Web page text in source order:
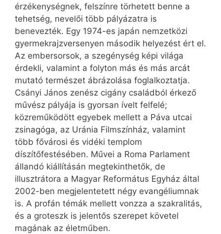
érzékenységnek, felszínre törhetett benne a
tehetség, nevelői több pályázatra is
benevezték. Egy 1974-es japán nemzetközi
gyermekrajzversenyen második helyezést ért el.
Az embersorsok, a szegénység képi világa
érdekli, valamint a folyton más és más arcát
mutató természet ábrázolása foglalkoztatja.
Csányi János zenész cigány családból érkező
művész pályája is gyorsan ívelt felfelé;
közreműködött egyebek mellett a Páva utcai
zsinagóga, az Uránia Filmszínház, valamint
több fővárosi és vidéki templom
díszítőfestésében. Művei a Roma Parlament
állandó kiállításán megtekinthetők, de
illusztrátora a Magyar Református Egyház által
2002-ben megjelentetett négy evangéliumnak
is. A profán témák mellett vonzza a szakralitás,
és a groteszk is jelentős szerepet követel
magának az életműben.